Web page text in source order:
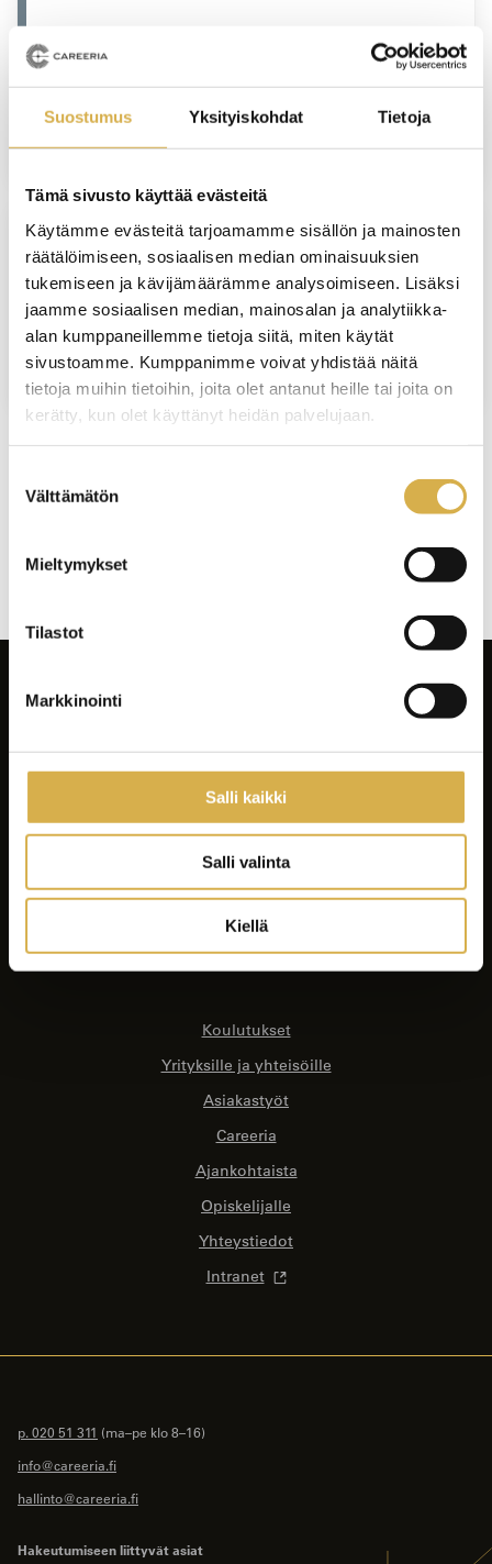
Suostumus Yksityiskohdat Tietoja
Tämä sivusto käyttää evästeitä
Käytämme evästeitä tarjoamamme sisällön ja mainosten
räätälöimiseen, sosiaalisen median ominaisuuksien
tukemiseen ja kävijämäärämme analysoimiseen. Lisäksi
jaamme sosiaalisen median, mainosalan ja analytiikka-
alan kumppaneillemme tietoja siitä, miten käytät
sivustoamme. Kumppanimme voivat yhdistää näitä
tietoja muihin tietoihin, joita olet antanut heille tai joita on
kerätty, kun olet käyttänyt heidän palvelujaan.
valinta
Välttämätön
Mieltymykset
Tilastot
Markkinointi
Salli kaikki
Salli valinta
Kiellä
Isännöinnin ammattitutkinto
SUORAAN NÄYTTÖÖN
Isännöinnin erikoisammattitutkinto
sivujen
Facebook Instagram
LinkedIn Youtube
Tiktok Spotify
Koulutukset
Yrityksille ja yhteisöille
Asiakastyöt
Careeria
Ajankohtaista
Opiskelijalle
Yhteystiedot
Intranet
p. 020 51 311 (ma–pe klo 8–16)
info@careeria.fi
hallinto@careeria.fi
Hakeutumiseen liittyvät asiat